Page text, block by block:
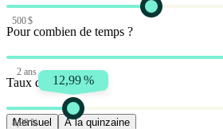
500 $
Pour combien de temps ?
2 ans
Taux d'intérêt12,99 %
8,99 %
Mensuel À la quinzaine